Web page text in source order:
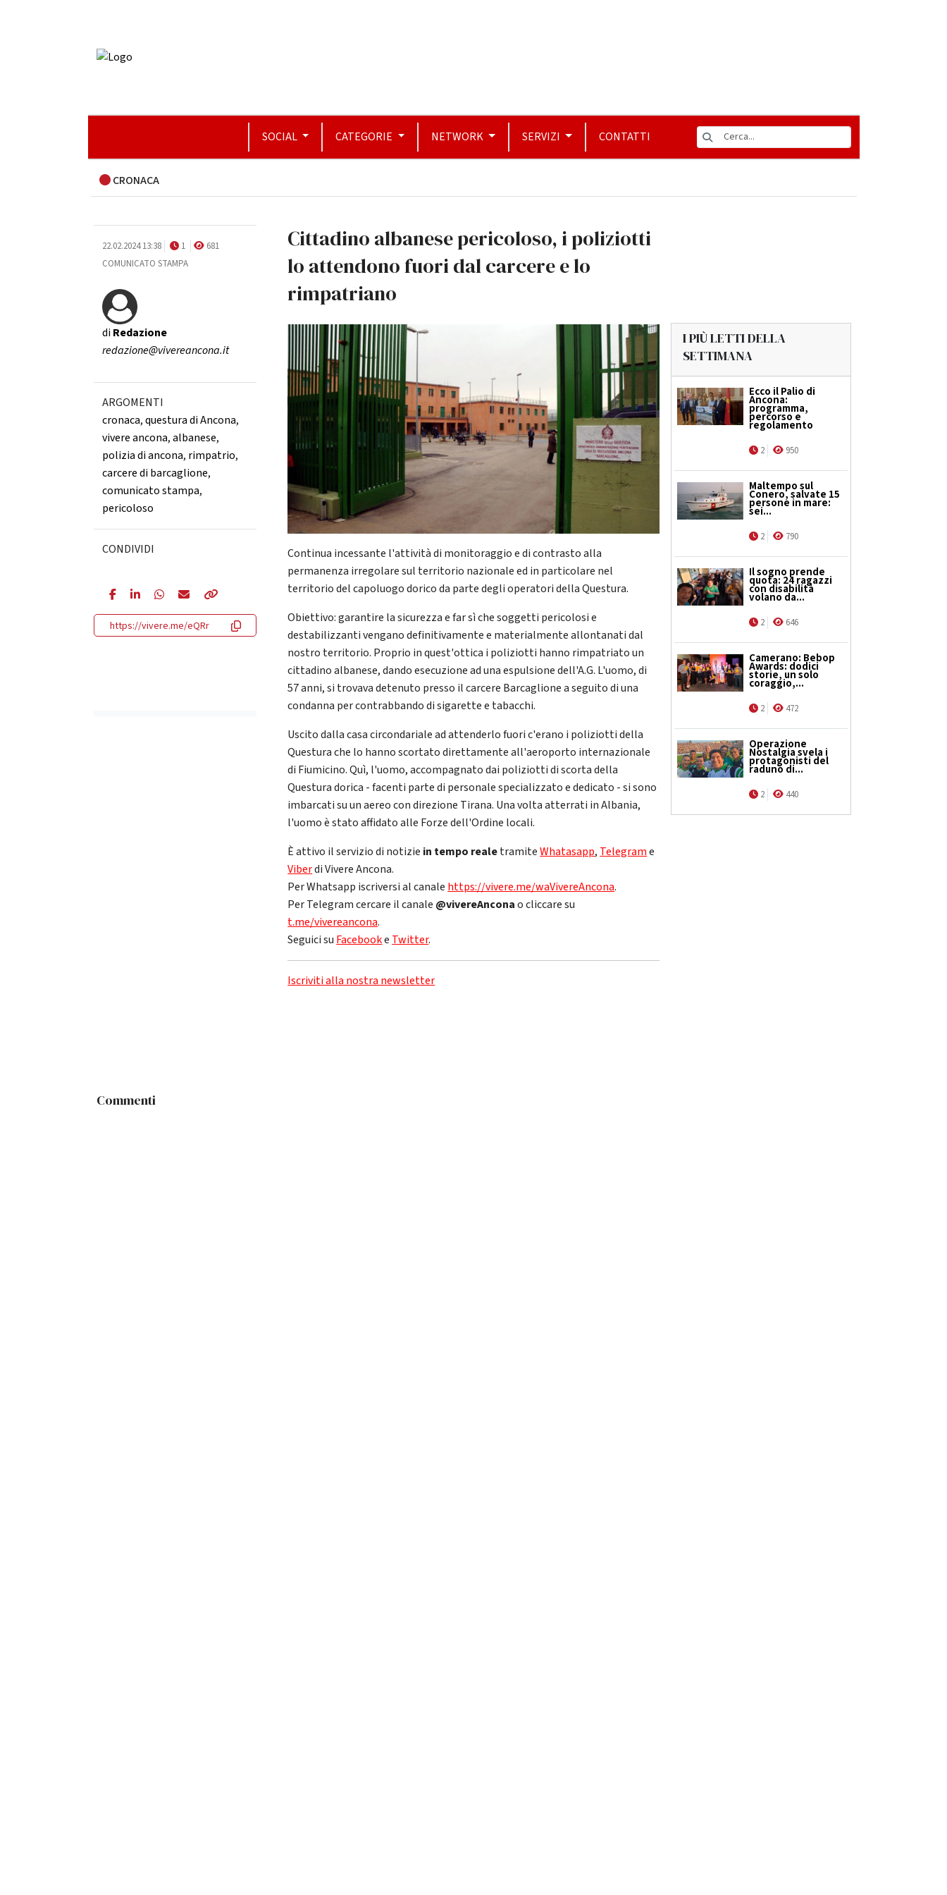
SOCIAL CATEGORIE NETWORK SERVIZI CONTATTI
CRONACA
22.02.2024 13:38 1
681
COMUNICATO STAMPA
diRedazione
redazione@vivereancona.it
ARGOMENTI
cronaca,questura di Ancona,
vivere ancona,albanese,
polizia di ancona, rimpatrio,
carcere di barcaglione,
comunicato stampa,
pericoloso
CONDIVIDI
https://vivere.me/eQRr
Cittadino albanese pericoloso, i poliziotti
lo attendono fuori dal carcere e lo
rimpatriano
Continua incessante l'attività di monitoraggio e di contrasto alla
permanenza irregolare sul territorio nazionale ed in particolare nel
territorio del capoluogo dorico da parte degli operatori della Questura.
Obiettivo: garantire la sicurezza e far sì che soggetti pericolosi e
destabilizzanti vengano definitivamente e materialmente allontanati dal
nostro territorio. Proprio in quest'ottica i poliziotti hanno rimpatriato un
cittadino albanese, dando esecuzione ad una espulsione dell'A.G. L'uomo, di
57 anni, si trovava detenuto presso il carcere Barcaglione a seguito di una
condanna per contrabbando di sigarette e tabacchi.
Uscito dalla casa circondariale ad attenderlo fuori c'erano i poliziotti della
Questura che lo hanno scortato direttamente all'aeroporto internazionale
di Fiumicino. Quì, l'uomo, accompagnato dai poliziotti di scorta della
Questura dorica - facenti parte di personale specializzato e dedicato - si sono
imbarcati su un aereo con direzione Tirana. Una volta atterrati in Albania,
l'uomo è stato affidato alle Forze dell'Ordine locali.
È attivo il servizio di notizie in tempo realetramiteWhatasapp, Telegrame
Viberdi Vivere Ancona.
Per Whatsapp iscriversi al canale https://vivere.me/waVivereAncona.
Per Telegram cercare il canale @vivereAnconao cliccare su
t.me/vivereancona.
Seguici su Facebooke Twitter.
Iscriviti alla nostra newsletter
I PIÙ LETTI DELLA
SETTIMANA
Ecco il Palio di
Ancona:
programma,
percorso e
regolamento
2 950
Maltempo sul
Conero, salvate 15
persone in mare:
sei...
2 790
Il sogno prende
quota: 24 ragazzi
con disabilità
volano da...
2 646
Camerano: Bebop
Awards: dodici
storie, un solo
coraggio,...
2 472
Operazione
Nostalgia svela i
protagonisti del
raduno di...
2 440
Commenti